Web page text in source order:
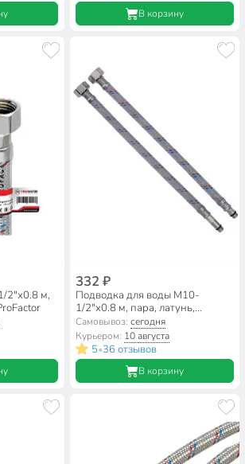
В корзину
2"х0.8 м,
332 ₽
Подводка для воды М10-
1/2"х0.8 м, пара, латунь,
полимер, AquaLine
Самовывоз: сегодня
Курьером: 10 августа
5•36 отзывов
В корзину